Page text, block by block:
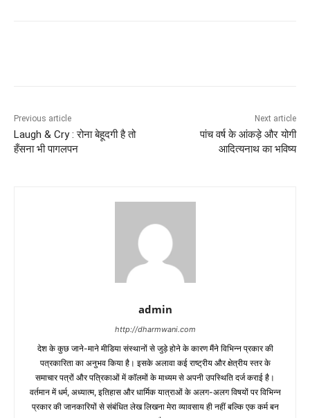
Previous article
Laugh & Cry : रोना बेहूदगी है तो
हँसना भी पागलपन
Next article
पांच वर्ष के आंकड़े और योगी
आदित्यनाथ का भविष्य
admin
http://dharmwani.com
देश के कुछ जाने-माने मीडिया संस्थानों से जुड़े होने के कारण मैंने विभिन्न प्रकार की
पत्रकारिता का अनुभव किया है। इसके अलावा कई राष्ट्रीय और क्षेत्रीय स्तर के
समाचार पत्रों और पत्रिकाओं में काॅलमों के माध्यम से अपनी उपस्थिति दर्ज कराई है।
वर्तमान में धर्म, अध्यात्म, इतिहास और धार्मिक यात्राओं के अलग-अलग विषयों पर विभिन्न
प्रकार की जानकारियों से संबंधित लेख लिखना मेरा व्यावसाय ही नहीं बल्कि एक कर्म बन